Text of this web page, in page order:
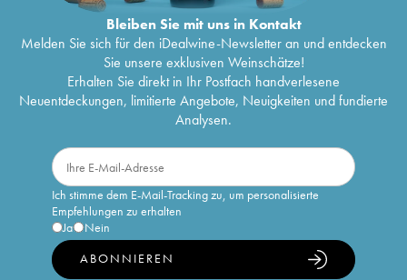
Bleiben Sie mit uns in Kontakt
Melden Sie sich für den iDealwine-Newsletter an und entdecken
Sie unsere exklusiven Weinschätze!
Erhalten Sie direkt in Ihr Postfach handverlesene
Neuentdeckungen, limitierte Angebote, Neuigkeiten und fundierte
Analysen.
Ich stimme dem E-Mail-Tracking zu, um personalisierte
Empfehlungen zu erhalten
Ja
Nein
ABONNIEREN